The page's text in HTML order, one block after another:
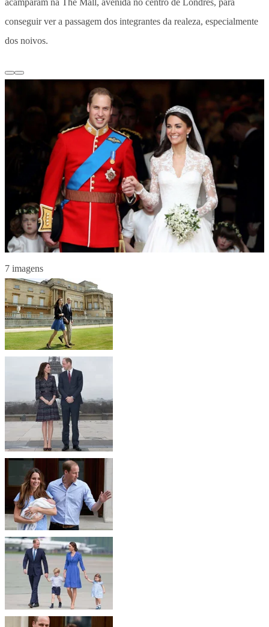
conseguir ver a passagem dos integrantes da realeza, especialmente
dos noivos.
7 imagens